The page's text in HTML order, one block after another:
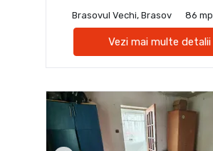
Brasovul Vechi, Brasov
86 mp
Vezi mai multe detalii